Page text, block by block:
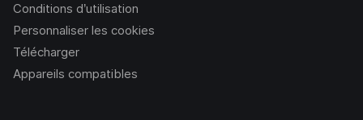
Conditions d’utilisation
Personnaliser les cookies
Télécharger
Appareils compatibles